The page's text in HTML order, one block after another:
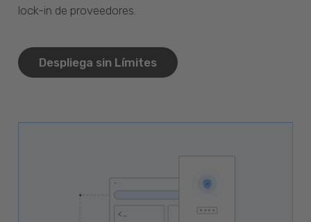
lock-in de proveedores.
Despliega sin Límites